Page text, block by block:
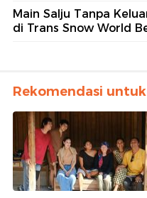
Main Salju Tanpa
di Trans Snow World
Rekomendasi